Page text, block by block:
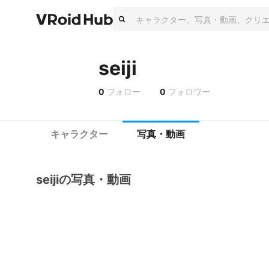
seiji
0 フォロー 0 フォロワー
キャラクター 写真・動画
seijiの写真・動画